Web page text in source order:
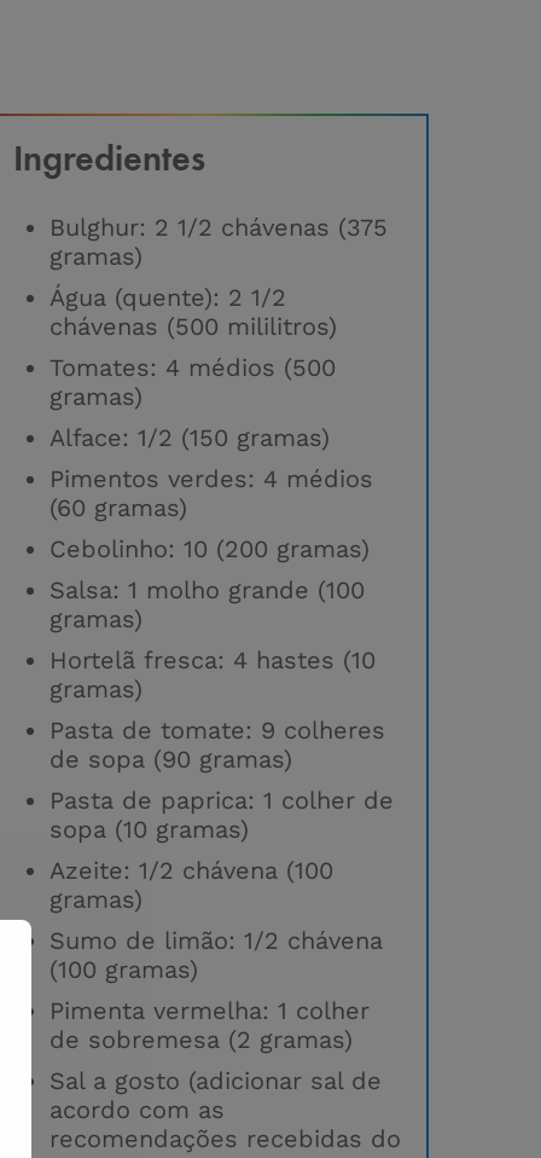
Ingredientes
Bulghur: 2 1/2 chávenas (375
gramas)
Água (quente): 2 1/2
chávenas (500 mililitros)
Tomates: 4 médios (500
gramas)
Alface: 1/2 (150 gramas)
Pimentos verdes: 4 médios
(60 gramas)
Cebolinho: 10 (200 gramas)
Salsa: 1 molho grande (100
gramas)
Hortelã fresca: 4 hastes (10
gramas)
Pasta de tomate: 9 colheres
de sopa (90 gramas)
Pasta de paprica: 1 colher de
sopa (10 gramas)
Azeite: 1/2 chávena (100
gramas)
Sumo de limão: 1/2 chávena
(100 gramas)
Pimenta vermelha: 1 colher
de sobremesa (2 gramas)
Sal a gosto (adicionar sal de
acordo com as
recomendações recebidas do